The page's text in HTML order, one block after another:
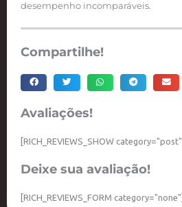
desempenho incomparáveis.
Compartilhe!
Avaliações!
[RICH_REVIEWS_SHOW category="post"]
Deixe sua avaliação!
[RICH_REVIEWS_FORM category="none"]